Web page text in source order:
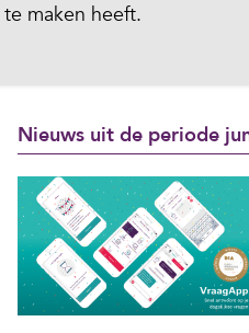
maken heeft.
Nieuws uit de periode